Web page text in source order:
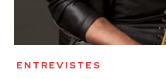
ENTREVISTES